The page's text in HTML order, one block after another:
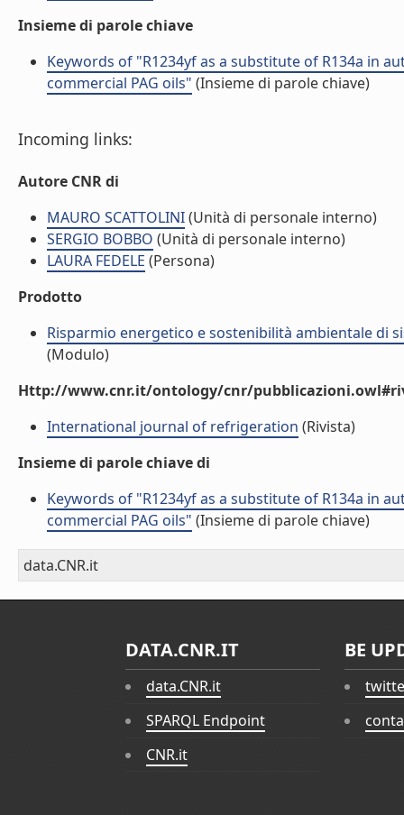
Insieme di parole chiave
Keywords of "R1234yf as a substitute of R134a in
commercial PAG oils" (Insieme di parole chiave)
Incoming links:
Autore CNR di
MAURO SCATTOLINI(Unità di personale interno)
SERGIO BOBBO (Unità di personale interno)
LAURA FEDELE (Persona)
Prodotto
Risparmio energetico e sostenibilità ambientale di
(Modulo)
Http://www.cnr.it/ontology/cnr/
International journal of refrigeration (Rivista)
Insieme di parole chiave di
Keywords of "R1234yf as a substitute of R134a in
commercial PAG oils" (Insieme di parole chiave)
data.CNR.it
DATA.CNR.IT
data.CNR.it
SPARQL Endpoint
CNR.it
BE